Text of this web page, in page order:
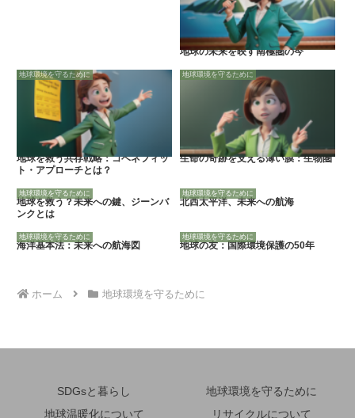
地球の未来を映す南極圏の今
地球環境を守るために
地球を救う共存戦略：コベネフィッ
ト・アプローチとは？
地球環境を守るために
生命の奇跡を支える薄い膜：生物圏
地球環境を守るために
地球を救う？未来への鍵、ジーンバ
ンクとは
地球環境を守るために
北西太平洋、未来への航海
地球環境を守るために
海洋基本法：未来への航海図
地球環境を守るために
地球の友：国際環境保護の50年
ホーム 地球環境を守るために
SDGsと暮らし
地球環境を守るために
地球温暖化について
リサイクルについて